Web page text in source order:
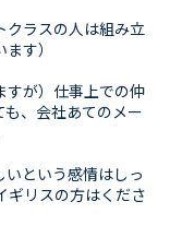
クラスの人は組み立
す）
すが）仕事上での仲
、会社あてのメー
という感情はしっ
ギリスの方はくださ